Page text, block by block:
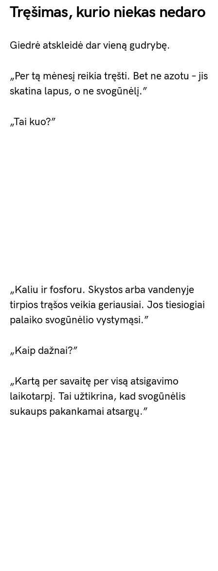
Tręšimas, kurio niekas nedaro
Giedrė atskleidė dar vieną gudrybę.
„Per tą mėnesį reikia tręšti. Bet ne azotu – jis
skatina lapus, o ne svogūnėlį.”
„Tai kuo?”
„Kaliu ir fosforu. Skystos arba vandenyje
tirpios trąšos veikia geriausiai. Jos tiesiogiai
palaiko svogūnėlio vystymąsi.”
„Kaip dažnai?”
„Kartą per savaitę per visą atsigavimo
laikotarpį. Tai užtikrina, kad svogūnėlis
sukaups pakankamai atsargų.”